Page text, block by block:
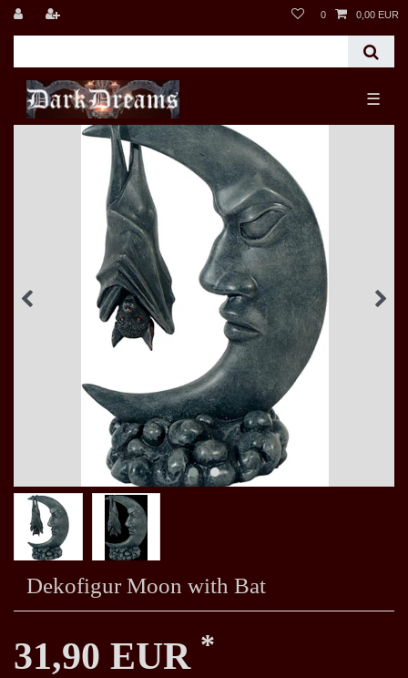
0 0,00 EUR
☰
Dekofigur Moon with Bat
31,90 EUR *